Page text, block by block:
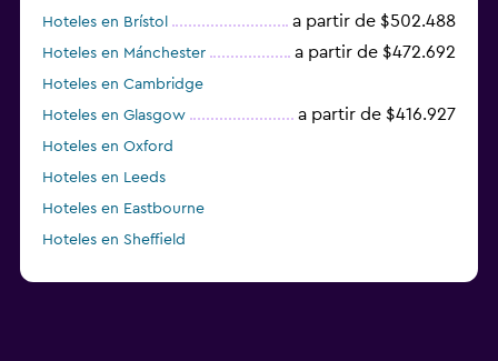
Hoteles en Brístol
a partir de $502.488
Hoteles en Mánchester a partir de $472.692
Hoteles en Cambridge
Hoteles en Glasgow
a partir de $416.927
Hoteles en Oxford
Hoteles en Leeds
Hoteles en Eastbourne
Hoteles en Sheffield